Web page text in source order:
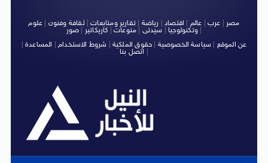
مصر عرب عالم اقتصاد رياضة |تقارير ومتابعات|ثقافة وفنون
علوم
وتكنولوجيا| سيدتى منوعات كاريكاتير صور
|
عن الموقع
سياسة الخصوصية حقوق الملكية شروط الاستخدام| المساعدة|
اتصل بنا